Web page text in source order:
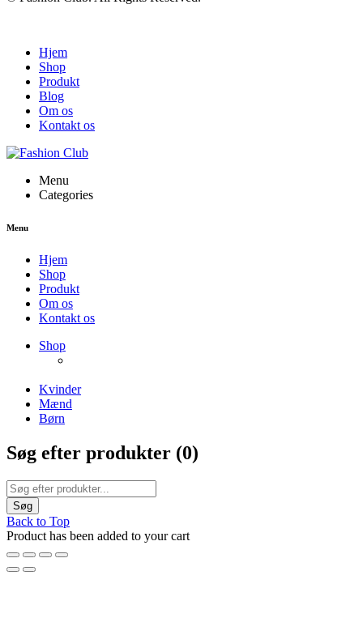
Hjem
Shop
Produkt
Blog
Om os
Kontakt os
Menu
Categories
Menu
Hjem
Shop
Produkt
Om os
Kontakt os
Shop
Kvinder
Mænd
Børn
Søg efter produkter (0)
Back to Top
Product has been added to your cart